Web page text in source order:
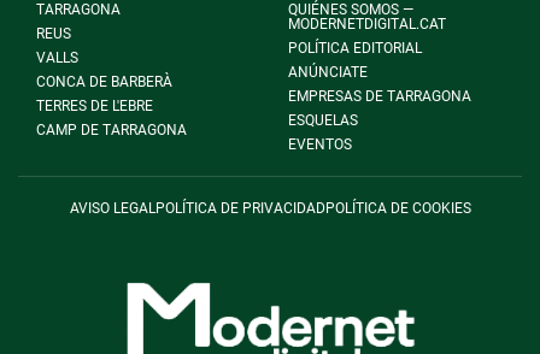
TARRAGONA
REUS
VALLS
CONCA DE BARBERÀ
TERRES DE L'EBRE
CAMP DE TARRAGONA
QUIÉNES SOMOS —
MODERNETDIGITAL.CAT
POLÍTICA EDITORIAL
ANÚNCIATE
EMPRESAS DE TARRAGONA
ESQUELAS
EVENTOS
AVISO LEGALPOLÍTICA DE PRIVACIDADPOLÍTICA DE COOKIES